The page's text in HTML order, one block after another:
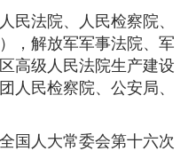
民法院、人民检察院、
，解放军军事法院、军
高级人民法院生产建设
人民检察院、公安局、
人大常委会第十六次